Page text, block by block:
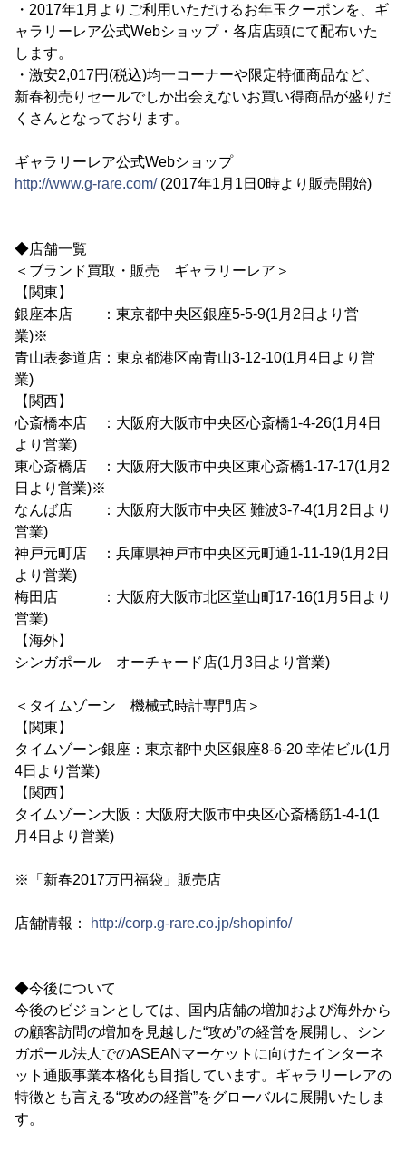
・2017年1月よりご利用いただけるお年玉クーポンを、ギ
ャラリーレア公式Webショップ・各店店頭にて配布いた
します。
・激安2,017円(税込)均一コーナーや限定特価商品など、
新春初売りセールでしか出会えないお買い得商品が盛りだ
くさんとなっております。
ギャラリーレア公式Webショップ
http://www.g-rare.com/(2017年1月1日0時より販売開始)
◆店舗一覧
＜ブランド買取・販売 ギャラリーレア＞
【関東】
銀座本店 ：東京都中央区銀座5-5-9(1月2日より営
業)※
青山表参道店：東京都港区南青山3-12-10(1月4日より営
業)
【関西】
心斎橋本店 ：大阪府大阪市中央区心斎橋1-4-26(1月4日
より営業)
東心斎橋店 ：大阪府大阪市中央区東心斎橋1-17-17(1月2
日より営業)※
なんば店 ：大阪府大阪市中央区 難波3-7-4(1月2日より
営業)
神戸元町店 ：兵庫県神戸市中央区元町通1-11-19(1月2日
より営業)
梅田店 ：大阪府大阪市北区堂山町17-16(1月5日より
営業)
【海外】
シンガポール オーチャード店(1月3日より営業)
＜タイムゾーン 機械式時計専門店＞
【関東】
タイムゾーン銀座：東京都中央区銀座8-6-20 幸佑ビル(1月
4日より営業)
【関西】
タイムゾーン大阪：大阪府大阪市中央区心斎橋筋1-4-1(1
月4日より営業)
※「新春2017万円福袋」販売店
店舗情報： http://corp.g-rare.co.jp/shopinfo/
◆今後について
今後のビジョンとしては、国内店舗の増加および海外から
の顧客訪問の増加を見越した“攻め”の経営を展開し、シン
ガポール法人でのASEANマーケットに向けたインターネ
ット通販事業本格化も目指しています。ギャラリーレアの
特徴とも言える“攻めの経営”をグローバルに展開いたしま
す。